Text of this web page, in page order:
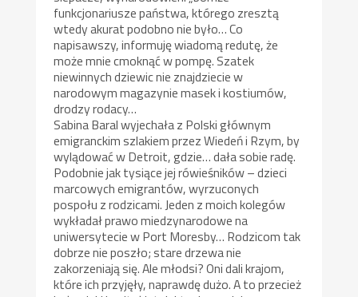
funkcjonariusze państwa, którego zresztą
wtedy akurat podobno nie było… Co
napisawszy, informuję wiadomą redutę, że
może mnie cmoknąć w pompę. Szatek
niewinnych dziewic nie znajdziecie w
narodowym magazynie masek i kostiumów,
drodzy rodacy…
Sabina Baral wyjechała z Polski głównym
emigranckim szlakiem przez Wiedeń i Rzym, by
wylądować w Detroit, gdzie… dała sobie radę.
Podobnie jak tysiące jej rówieśników – dzieci
marcowych emigrantów, wyrzuconych
pospołu z rodzicami. Jeden z moich kolegów
wykładał prawo miedzynarodowe na
uniwersytecie w Port Moresby… Rodzicom tak
dobrze nie poszło; stare drzewa nie
zakorzeniają się. Ale młodsi? Oni dali krajom,
które ich przyjęły, naprawdę dużo. A to przecież